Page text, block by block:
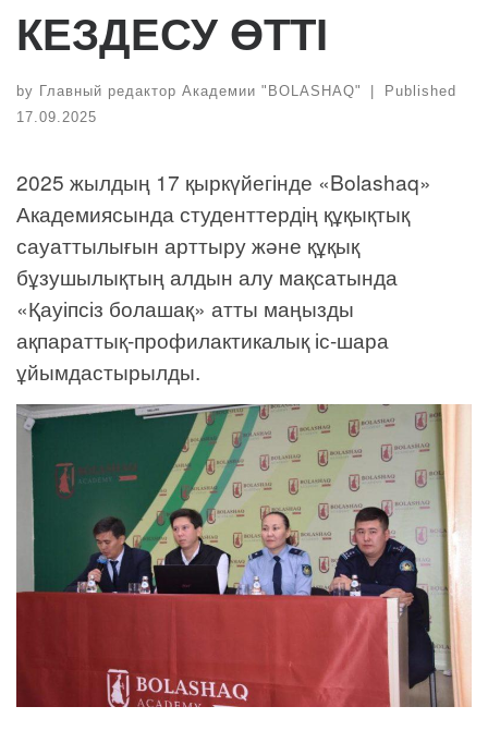
КЕЗДЕСУ ӨТТІ
by Главный редактор Академии "BOLASHAQ" |
Published
17.09.2025
2025 жылдың 17 қыркүйегінде «Bolashaq»
Академиясында студенттердің құқықтық
сауаттылығын арттыру және құқық
бұзушылықтың алдын алу мақсатында
«Қауіпсіз болашақ» атты маңызды
ақпараттық-профилактикалық іс-шара
ұйымдастырылды.